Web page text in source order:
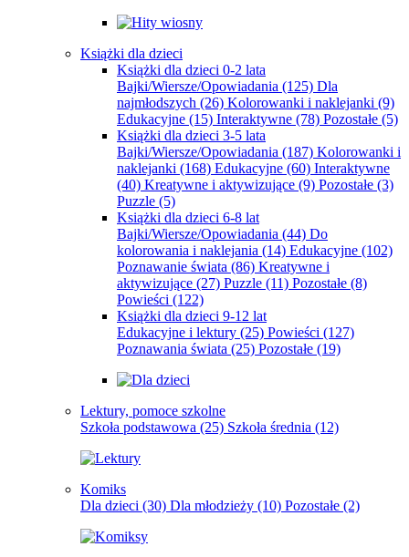
Książki dla dzieci
Książki dla dzieci 0-2 lata
Bajki/Wiersze/Opowiadania (125) Dla
najmłodszych (26) Kolorowanki i naklejanki (9)
Edukacyjne (15) Interaktywne (78) Pozostałe (5)
Książki dla dzieci 3-5 lata
Bajki/Wiersze/Opowiadania (187) Kolorowanki i
naklejanki (168) Edukacyjne (60) Interaktywne
(40) Kreatywne i aktywizujące (9) Pozostałe (3)
Puzzle (5)
Książki dla dzieci 6-8 lat
Bajki/Wiersze/Opowiadania (44) Do
kolorowania i naklejania (14) Edukacyjne (102)
Poznawanie świata (86) Kreatywne i
aktywizujące (27) Puzzle (11) Pozostałe (8)
Powieści (122)
Książki dla dzieci 9-12 lat
Edukacyjne i lektury (25) Powieści (127)
Poznawania świata (25) Pozostałe (19)
Lektury, pomoce szkolne
Szkoła podstawowa (25) Szkoła średnia (12)
Komiks
Dla dzieci (30) Dla młodzieży (10) Pozostałe (2)